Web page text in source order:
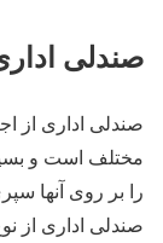
صندلی
صندلی اداری از
مختلف است و
را بر روی آنها
صندلی اداری از